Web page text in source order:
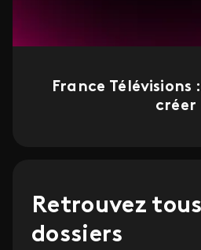
France
créer
Retrouvez
dossiers